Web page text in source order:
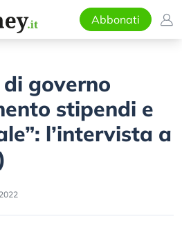
Abbonati
di governo
stipendi e
l’intervista a